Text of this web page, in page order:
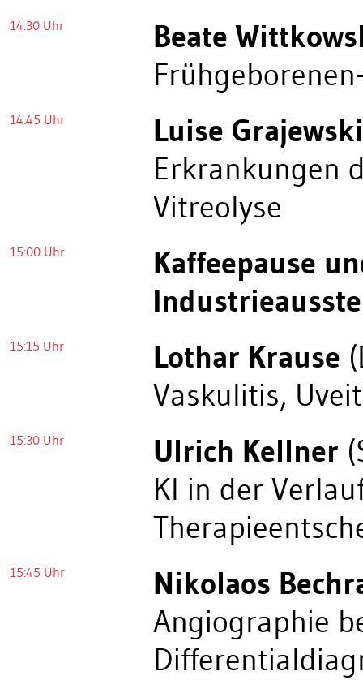
14:30 Uhr
Beate
14:45 Uhr
Luise
Erkrankungen
Vitreolyse
15:00 Uhr
Kaffeepause
15:15 Uhr Lothar Krause
Vaskulitis,
15:30 Uhr Ulrich Kellner
KI in der
15:45 Uhr
Nikolaos
Angiographie